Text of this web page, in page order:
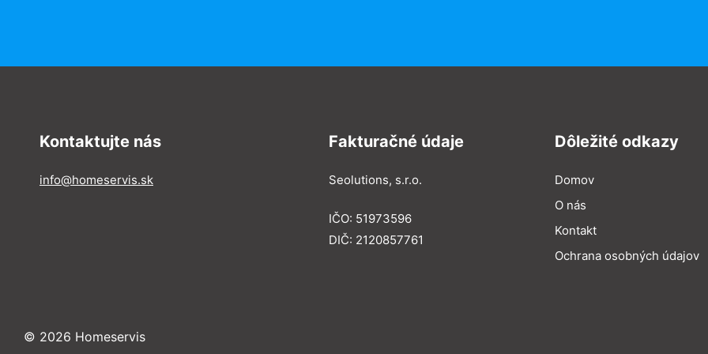
Kontaktujte nás
info@homeservis.sk
Fakturačné údaje
Seolutions, s.r.o.
IČO: 51973596
DIČ: 2120857761
Dôležité odkazy
Domov
O nás
Kontakt
Ochrana osobných údajov
© 2026 Homeservis